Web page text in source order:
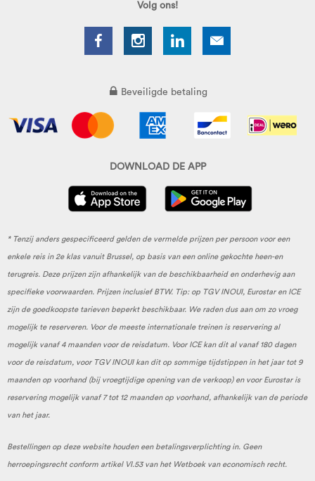
Volg ons!
Beveiligde betaling
DOWNLOAD DE APP
* Tenzij anders gespecificeerd gelden de vermelde prijzen per persoon voor een
enkele reis in 2e klas vanuit Brussel, op basis van een online gekochte heen-en
terugreis. Deze prijzen zijn afhankelijk van de beschikbaarheid en onderhevig aan
specifieke voorwaarden. Prijzen inclusief BTW. Tip: op TGV INOUI, Eurostar en ICE
zijn de goedkoopste tarieven beperkt beschikbaar. We raden dus aan om zo vroeg
mogelijk te reserveren. Voor de meeste internationale treinen is reservering al
mogelijk vanaf 4 maanden voor de reisdatum. Voor ICE kan dit al vanaf 180 dagen
voor de reisdatum, voor TGV INOUI kan dit op sommige tijdstippen in het jaar tot 9
maanden op voorhand (bij vroegtijdige opening van de verkoop) en voor Eurostar is
reservering mogelijk vanaf 7 tot 12 maanden op voorhand, afhankelijk van de periode
van het jaar.
Bestellingen op deze website houden een betalingsverplichting in. Geen
herroepingsrecht conform artikel VI.53 van het Wetboek van economisch recht.